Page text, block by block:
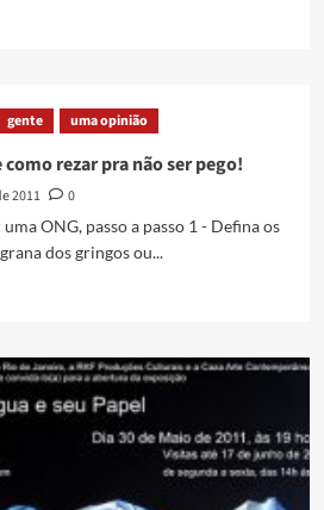
gente uma opinião
rezar pra não ser pego!
2011
0
ONG, passo a passo 1 - Defina os
dos gringos ou...